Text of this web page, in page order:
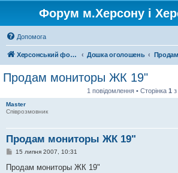
Форум м.Херсону і
Допомога
Херсонський форум Дошка оголошень Продам
Продам мониторы ЖК 19"
1 повідомлення • Сторінка 1 з
Master
Співрозмовник
Продам мониторы ЖК 19"
П
в
15 липня 2007, 10:31
Продам мониторы ЖК 19"